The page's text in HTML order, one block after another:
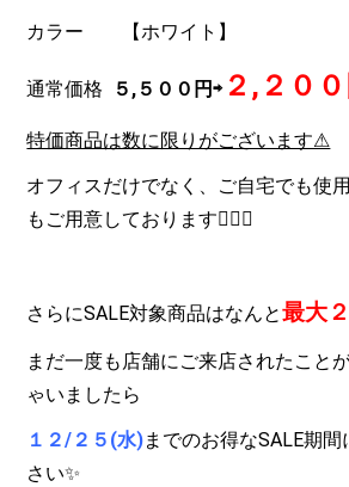
カラー 【ホワイト】
通常価格 ５,５００円⇨２,２００
特価商品は数に限りがございます⚠
オフィスだけでなく、ご自宅でも使
もご用意しております💁🏻‍♀️
さらにSALE対象商品はなんと最大
まだ一度も店舗にご来店されたこと
ゃいましたら
１２/２５(水)までのお得なSALE期間
さい✨